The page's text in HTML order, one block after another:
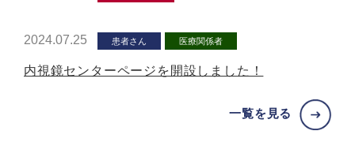
2024.07.25 患者さん 医療関係者
内視鏡センターページを開設しました！
一覧を見る